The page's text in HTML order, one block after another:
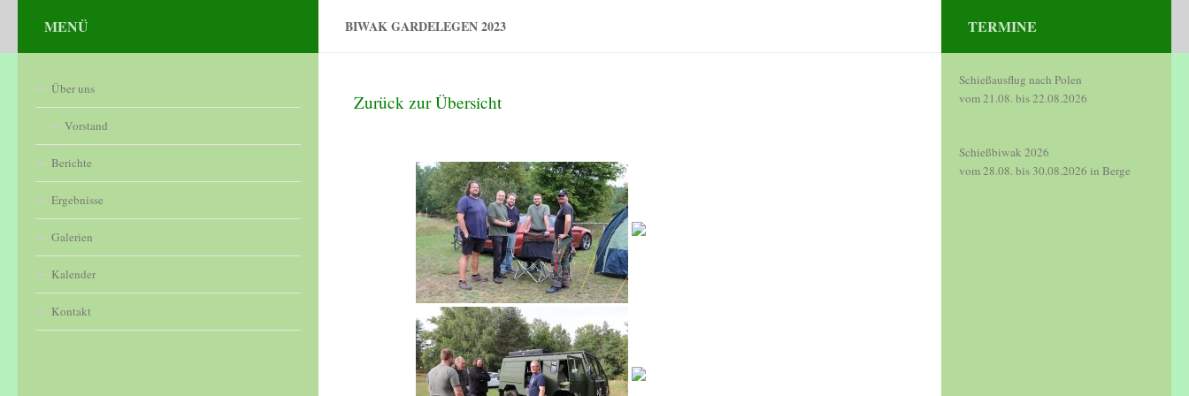
Zum Inhalt springen BIWAK GARDELEGEN 2023
Zurück zur Übersicht
MENÜ
Über uns
Vorstand
Berichte
Ergebnisse
Galerien
Kalender
Kontakt
TERMINE
Schießausflug nach Polen
vom 21.08. bis 22.08.2026
Schießbiwak 2026
vom 28.08. bis 30.08.2026 in Berge